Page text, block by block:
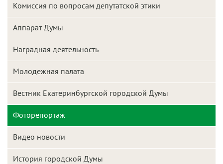
Комиссия по вопросам депутатской этики
Аппарат Думы
Наградная деятельность
Молодежная палата
Вестник Екатеринбургской городской Думы
Фоторепортаж
Видео новости
История городской Думы